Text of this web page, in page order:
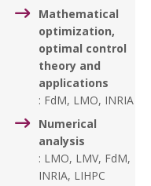
Mathematical
optimization,
optimal control
theory and
applications
: FdM, LMO, INRIA
Numerical
analysis
: LMO, LMV, FdM,
INRIA, LIHPC